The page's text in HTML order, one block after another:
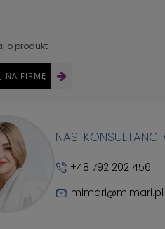
o produkt
NA FIRMĘ
NASI
+48 792 202 456
mimari@mimari.pl